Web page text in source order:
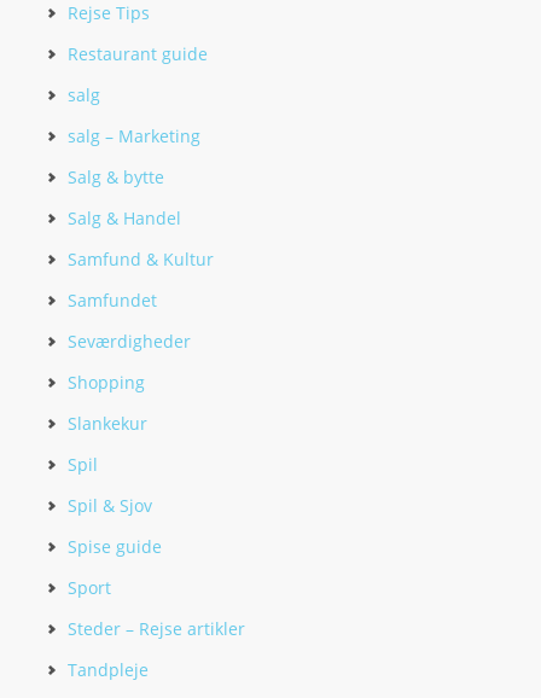
Rejse Tips
Restaurant guide
salg
salg – Marketing
Salg & bytte
Salg & Handel
Samfund & Kultur
Samfundet
Seværdigheder
Shopping
Slankekur
Spil
Spil & Sjov
Spise guide
Sport
Steder – Rejse artikler
Tandpleje